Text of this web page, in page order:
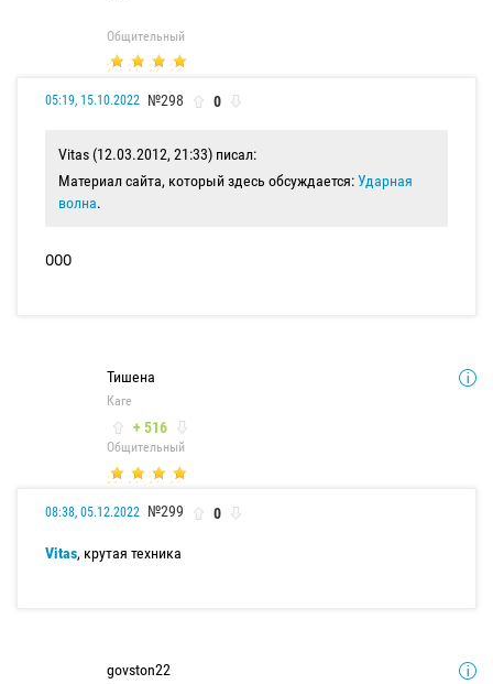
Общительный
05:19, 15.10.2022 №298 0
Vitas (12.03.2012, 21:33) писал:
Материал сайта, который здесь обсуждается:Ударная
волна.
ООО
Тишена
Каге
+ 516
Общительный
08:38, 05.12.2022 №299 0
Vitas, крутая техника
govston22